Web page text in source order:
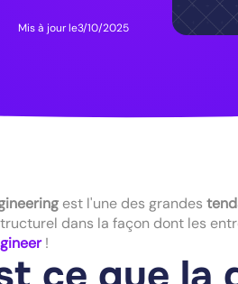
Mis à jour le3/10/2025
est l'une des grandes
dans la façon dont les
!